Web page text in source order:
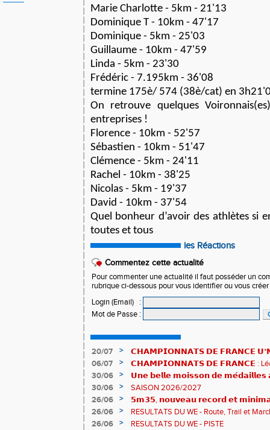
Marie Charlotte - 5km - 21'13
Dominique T - 10km - 47'17
Dominique - 5km - 25'03
Guillaume - 10km - 47'59
Linda - 5km - 23'30
Frédéric - 7.195km - 36'08
termine 175è/ 574 (38è/cat) en
On retrouve quelques
entreprises !
Florence - 10km - 52'57
Sébastien - 10km - 51'47
Clémence - 5km - 24'11
Rachel - 10km - 38'25
Nicolas - 5km - 19'37
David - 10km - 37'54
Quel bonheur d’avoir des athlètes si
toutes et tous
les Réactions
Commentez cette actualité
Pour commenter une actualité il faut posséder un
rubrique ci-dessous pour vous identifier ou vous
Login (Email)
:
Mot de Passe :
20/07 >
𝗖𝗛𝗔𝗠𝗣𝗜𝗢𝗡𝗡𝗔𝗧𝗦 𝗗𝗘 𝗙𝗥𝗔𝗡𝗖𝗘
𝗵𝗶𝘀𝘁𝗼𝗿𝗶𝗾𝘂𝗲𝘀 !
06/07 >
𝗖𝗛𝗔𝗠𝗣𝗜𝗢𝗡𝗡𝗔𝗧𝗦 𝗗𝗘 𝗙𝗥𝗔𝗡𝗖𝗘 : Léane
83è !
30/06 >
𝗨𝗻𝗲 𝗯𝗲𝗹𝗹𝗲 𝗺𝗼𝗶𝘀𝘀𝗼𝗻 𝗱𝗲
𝗔𝗨𝗥𝗔 !
30/06 >
SAISON 2026/2027
26/06
>
𝟱𝗺𝟯𝟱, 𝗻𝗼𝘂𝘃𝗲𝗮𝘂 𝗿𝗲𝗰𝗼𝗿𝗱 𝗲𝘁
𝗖𝗵𝗮𝗺𝗽𝗶𝗼𝗻𝗻𝗮𝘁𝘀 𝗱𝘂 𝗠𝗼𝗻𝗱𝗲 𝗨𝟮𝟬
26/06 >
RESULTATS DU WE - Route, Trail et
26/06
>
RESULTATS DU WE - PISTE